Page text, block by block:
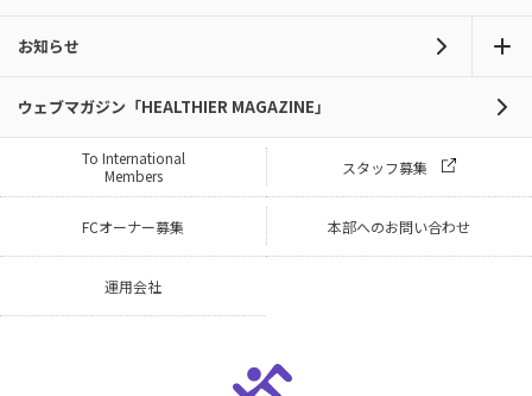
お知らせ
ウェブマガジン「HEALTHIER MAGAZINE」
To International
Members
スタッフ募集
FCオーナー募集 本部へのお問い合わせ
運用会社